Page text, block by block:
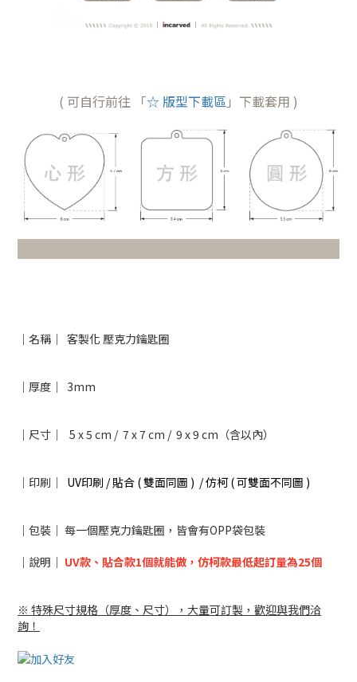
( 可自行前往 「☆ 版型下載區」下載套用 )
｜名稱｜ 客製化 壓克力鑰匙圈
｜厚度｜ 3mm
｜尺寸｜ 5 x 5 cm / 7 x 7 cm / 9 x 9 cm （含以內）
｜印刷｜ UV印刷 / 貼合 ( 雙面同圖 ) /仿柯 ( 可雙面不同圖 )
｜包裝｜ 每一個壓克力鑰匙圈，皆會有OPP袋包裝
｜說明｜ UV款、貼合款1個就能做，仿柯款最低起訂量為25個
※ 特殊尺寸規格（厚度、尺寸），大量可訂製，歡迎與我們洽
詢！